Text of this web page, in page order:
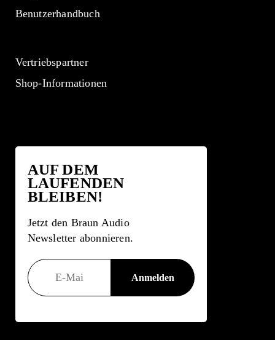
Benutzerhandbuch
Vertriebspartner
Shop-Informationen
AUF DEM
LAUFENDEN
BLEIBEN!
Jetzt den Braun Audio
Newsletter abonnieren.